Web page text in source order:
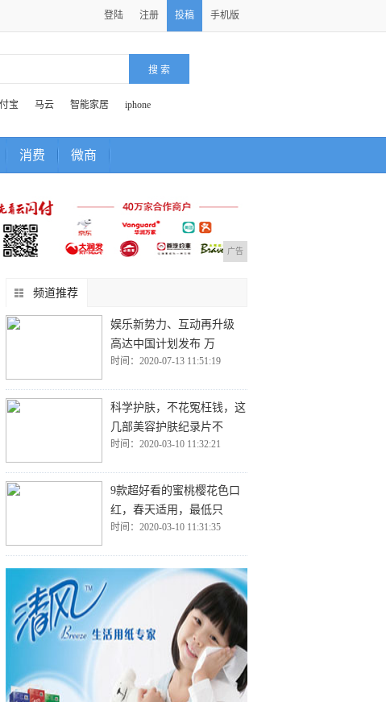
登陆 注册 投稿 手机版
宝 马云 智能家居 iphone
消费 微商
广告
频道推荐
娱乐新势力、互动再升级
高达中国计划发布 万
时间：2020-07-13 11:51:19
科学护肤，不花冤枉钱，这
几部美容护肤纪录片不
时间：2020-03-10 11:32:21
9款超好看的蜜桃樱花色口
红，春天适用，最低只
时间：2020-03-10 11:31:35